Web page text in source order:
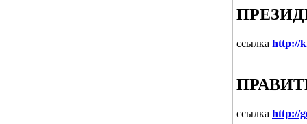
ссылка http://
ссылка http://